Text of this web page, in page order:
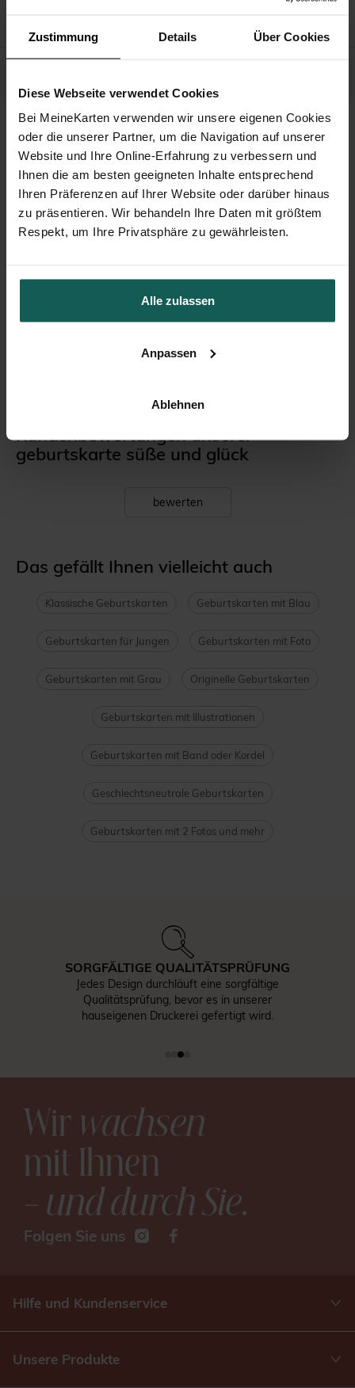
Zustimmung Details Über Cookies
Diese Webseite verwendet Cookies
Bei MeineKarten verwenden wir unsere eigenen Cookies
oder die unserer Partner, um die Navigation auf unserer
Website und Ihre Online-Erfahrung zu verbessern und
Ihnen die am besten geeigneten Inhalte entsprechend
Ihren Präferenzen auf Ihrer Website oder darüber hinaus
zu präsentieren. Wir behandeln Ihre Daten mit größtem
Respekt, um Ihre Privatsphäre zu gewährleisten.
Alle zulassen
Anpassen
Ablehnen
Das könnte Ihnen auch gefallen
Blumenkranz Blau Bezaubernd - DUO
Kundenbewertungen unserer
geburtskarte süße und glück
bewerten
Das gefällt Ihnen vielleicht auch
Klassische Geburtskarten Geburtskarten mit Blau
Geburtskarten für Jungen Geburtskarten mit Foto
Geburtskarten mit Grau Originelle Geburtskarten
Geburtskarten mit Illustrationen
Geburtskarten mit Band oder Kordel
Geschlechtsneutrale Geburtskarten
Geburtskarten mit 2 Fotos und mehr
SORGFÄLTIGE QUALITÄTSPRÜFUNG
Jedes Design durchläuft eine sorgfältige
Qualitätsprüfung, bevor es in unserer
hauseigenen Druckerei gefertigt wird.
Wirwachsen
mit Ihnen
– und durch Sie.
Folgen Sie uns
Hilfe und Kundenservice
Unsere Produkte